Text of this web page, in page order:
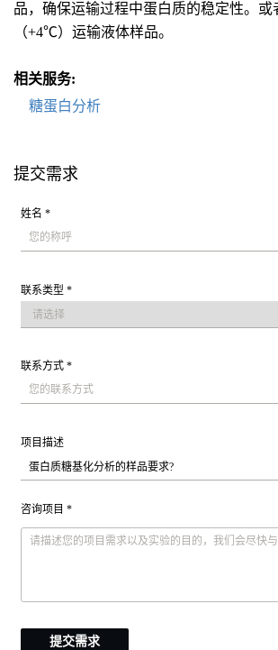
品，确保运输过程中蛋白质的稳定性。或
（+4℃）运输液体样品。
相关服务:
糖蛋白分析
提交需求
姓名 *
联系类型 *
联系方式 *
项目描述
咨询项目 *
提交需求